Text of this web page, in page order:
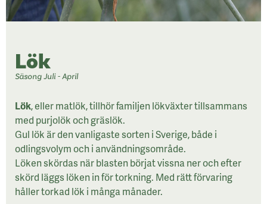
Lök
Säsong Juli - April
Lök, eller matlök, tillhör familjen lökväxter tillsammans
med purjolök och gräslök.
Gul lök är den vanligaste sorten i Sverige, både i
odlingsvolym och i användningsområde.
Löken skördas när blasten börjat vissna ner och efter
skörd läggs löken in för torkning. Med rätt förvaring
håller torkad lök i många månader.